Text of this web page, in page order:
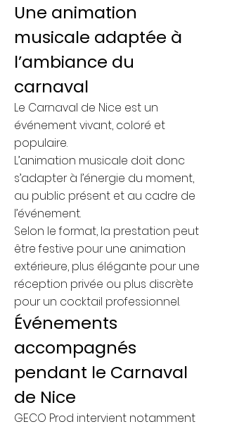
Une animation
musicale adaptée à
l’ambiance du
carnaval
Le Carnaval de Nice est un
événement vivant, coloré et
populaire.
L’animation musicale doit donc
s’adapter à l’énergie du moment,
au public présent et au cadre de
l’événement.
Selon le format, la prestation peut
être festive pour une animation
extérieure, plus élégante pour une
réception privée ou plus discrète
pour un cocktail professionnel.
Événements
accompagnés
pendant le Carnaval
de Nice
GECO Prod intervient notamment